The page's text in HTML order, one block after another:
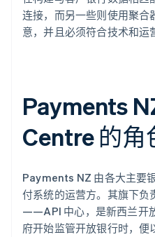
连接，而另一些则使用聚合
意，并且必须符合技术和运
Payments
Centre 的角
Payments NZ 由各大主要
付系统的运营方。其旗下负
——API 中心，是新西兰开
府开始监管开放银行时，便